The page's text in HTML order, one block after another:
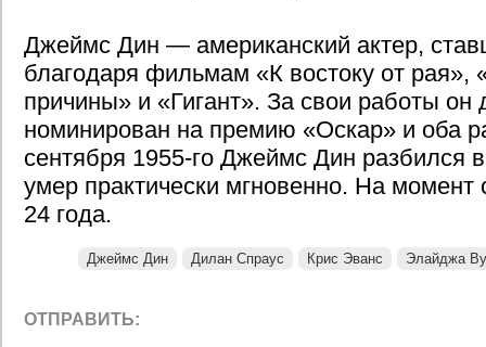
Джеймс Дин — американский актер,
благодаря фильмам «К востоку от рая»,
причины» и «Гигант». За свои работы
номинирован на премию «Оскар» и оба
сентября 1955-го Джеймс Дин разбился
умер практически мгновенно. На момент
24 года.
Джеймс Дин Дилан Спраус Крис Эванс Элайджа
ОТПРАВИТЬ: